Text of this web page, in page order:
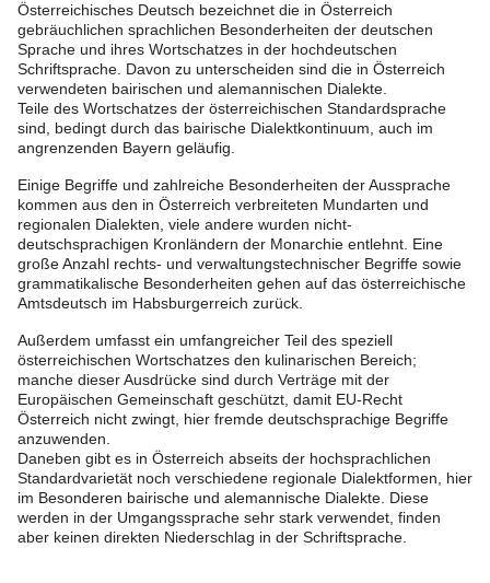
Österreichisches Deutsch bezeichnet die in Österreich
gebräuchlichen sprachlichen Besonderheiten der deutschen
Sprache und ihres Wortschatzes in der hochdeutschen
Schriftsprache. Davon zu unterscheiden sind die in Österreich
verwendeten bairischen und alemannischen Dialekte.
Teile des Wortschatzes der österreichischen Standardsprache
sind, bedingt durch das bairische Dialektkontinuum, auch im
angrenzenden Bayern geläufig.
Einige Begriffe und zahlreiche Besonderheiten der Aussprache
kommen aus den in Österreich verbreiteten Mundarten und
regionalen Dialekten, viele andere wurden nicht-
deutschsprachigen Kronländern der Monarchie entlehnt. Eine
große Anzahl rechts- und verwaltungstechnischer Begriffe sowie
grammatikalische Besonderheiten gehen auf das österreichische
Amtsdeutsch im Habsburgerreich zurück.
Außerdem umfasst ein umfangreicher Teil des speziell
österreichischen Wortschatzes den kulinarischen Bereich;
manche dieser Ausdrücke sind durch Verträge mit der
Europäischen Gemeinschaft geschützt, damit EU-Recht
Österreich nicht zwingt, hier fremde deutschsprachige Begriffe
anzuwenden.
Daneben gibt es in Österreich abseits der hochsprachlichen
Standardvarietät noch verschiedene regionale Dialektformen, hier
im Besonderen bairische und alemannische Dialekte. Diese
werden in der Umgangssprache sehr stark verwendet, finden
aber keinen direkten Niederschlag in der Schriftsprache.